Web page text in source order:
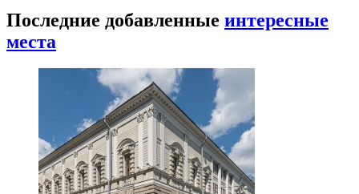
Последние добавленные интересные
места